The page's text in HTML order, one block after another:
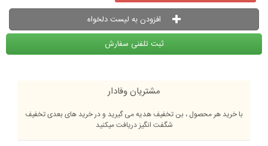
افزودن به لیست دلخواه
ثبت تلفنی سفارش
مشتریان وفادار
با خرید هر محصول ، بن تخفیف هدیه می گیرید و در خرید های بعدی تخفیف
شگفت انگیز دریافت میکنید